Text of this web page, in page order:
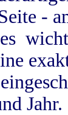
-
Jahr.